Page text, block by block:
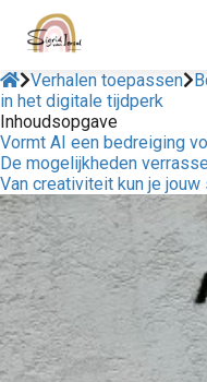
Verhalen toepassen
in het digitale tijdperk
Inhoudsopgave
Vormt AI een bedreiging
De mogelijkheden
Van creativiteit kun je jouw